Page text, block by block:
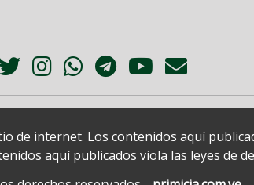
de internet. Los contenidos aquí
aquí publicados viola las leyes de